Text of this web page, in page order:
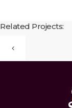
Related Projects: